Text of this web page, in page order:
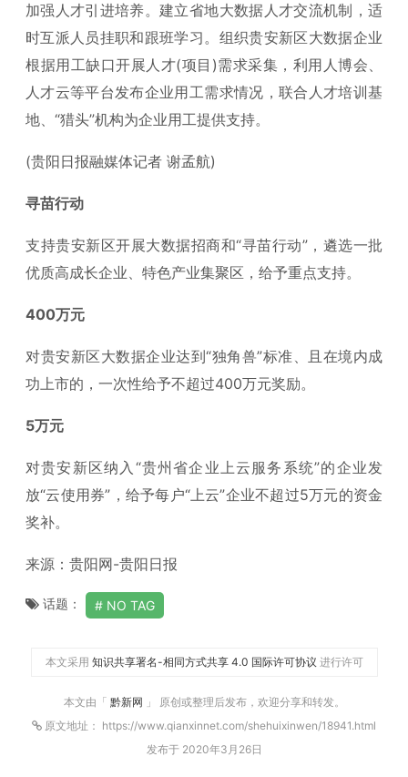
加强人才引进培养。建立省地大数据人才交流机制，适
时互派人员挂职和跟班学习。组织贵安新区大数据企业
根据用工缺口开展人才(项目)需求采集，利用人博会、
人才云等平台发布企业用工需求情况，联合人才培训基
地、“猎头”机构为企业用工提供支持。
(贵阳日报融媒体记者 谢孟航)
寻苗行动
支持贵安新区开展大数据招商和“寻苗行动”，遴选一批
优质高成长企业、特色产业集聚区，给予重点支持。
400万元
对贵安新区大数据企业达到“独角兽”标准、且在境内成
功上市的，一次性给予不超过400万元奖励。
5万元
对贵安新区纳入“贵州省企业上云服务系统”的企业发
放“云使用券”，给予每户“上云”企业不超过5万元的资金
奖补。
来源：贵阳网-贵阳日报
话题： NO TAG
本文采用 知识共享署名-相同方式共享 4.0 国际许可协议 进行许可
本文由「 黔新网 」 原创或整理后发布，欢迎分享和转发。
原文地址： https://www.qianxinnet.com/shehuixinwen/18941.html
发布于 2020年3月26日